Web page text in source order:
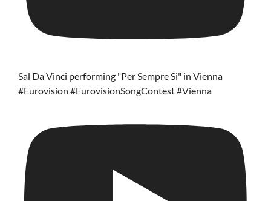
Sal Da Vinci performing "Per Sempre Si" in Vienna
#Eurovision #EurovisionSongContest #Vienna